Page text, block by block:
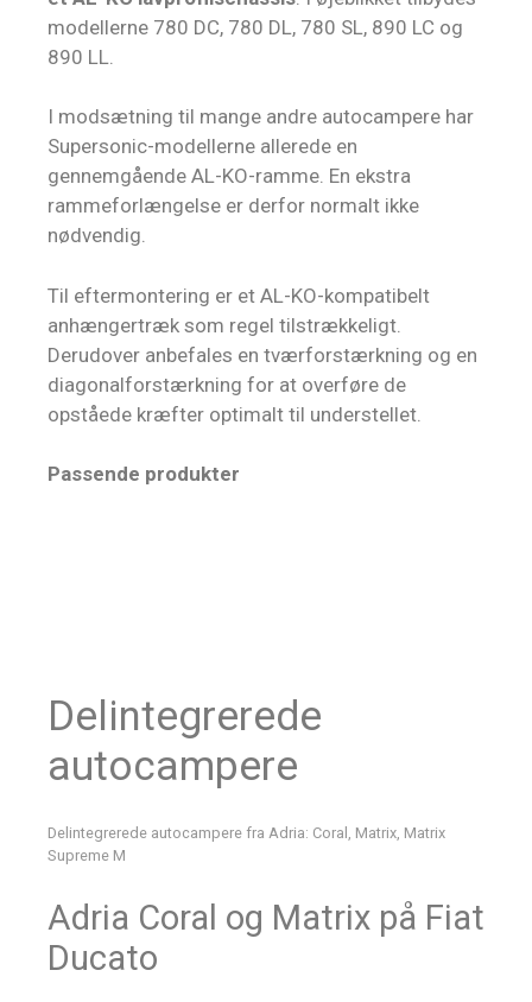
modellerne 780 DC, 780 DL, 780 SL, 890 LC og
890 LL.
I modsætning til mange andre autocampere har
Supersonic-modellerne allerede en
gennemgående AL-KO-ramme. En ekstra
rammeforlængelse er derfor normalt ikke
nødvendig.
Til eftermontering er et AL-KO-kompatibelt
anhængertræk som regel tilstrækkeligt.
Derudover anbefales en tværforstærkning og en
diagonalforstærkning for at overføre de
opståede kræfter optimalt til understellet.
Passende produkter
Delintegrerede
autocampere
Delintegrerede autocampere fra Adria: Coral, Matrix, Matrix
Supreme M
Adria Coral og Matrix på Fiat
Ducato